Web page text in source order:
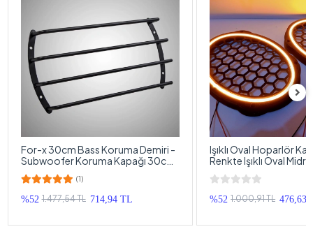
For-x 30cm Bass Koruma Demiri -
Subwoofer Koruma Kapağı 30cm
- 1 Adet
(1)
%52 1.477,54 TL 714,94 TL
Işıklı Oval Hoparlör
Renkte Işıklı Oval
1 Takım
%52 1.000,91 TL 476,63